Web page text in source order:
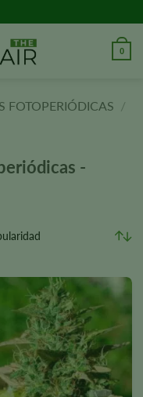
0
FOTOPERIÓDICAS /
-